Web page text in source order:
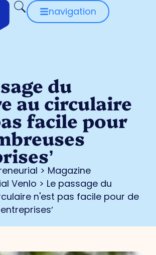
navigation
du
au circulaire
facile pour
> Magazine
Venlo > Le passage du
n'est pas facile pour de